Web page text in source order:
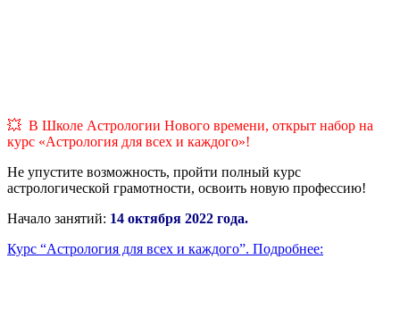
💥 В Школе Астрологии Нового времени, открыт набор на
курс «Астрология для всех и каждого»!
Не упустите возможность, пройти полный курс
астрологической грамотности, освоить новую профессию!
Начало занятий: 14 октября 2022 года.
Курс “Астрология для всех и каждого”. Подробнее: